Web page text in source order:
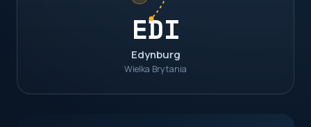
EDI
Edynburg
Wielka Brytania